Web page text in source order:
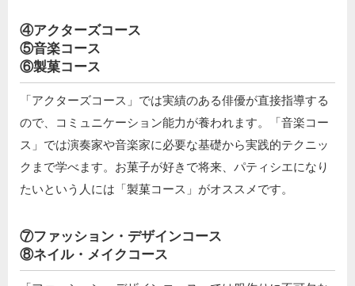
④アクターズコース
⑤音楽コース
⑥製菓コース
「アクターズコース」では実績のある俳優が直接指導する
ので、コミュニケーション能力が養われます。「音楽コー
ス」では演奏家や音楽家に必要な基礎から実践的テクニッ
クまで学べます。お菓子が好きで将来、パティシエになり
たいという人には「製菓コース」がオススメです。
⑦ファッション・デザインコース
⑧ネイル・メイクコース